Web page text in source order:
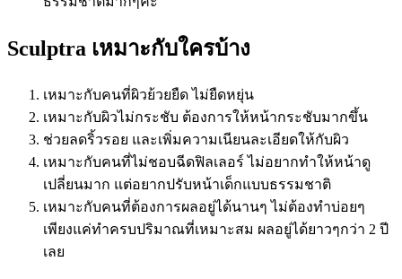
Sculptra เหมาะกับใครบ้าง
เหมาะกับคนที่ผิวย้วยยืด ไม่ยืดหยุ่น
เหมาะกับผิวไม่กระชับ ต้องการให้หน้ากระชับมากขึ้น
ช่วยลดริ้วรอย และเพิ่มความเนียนละเอียดให้กับผิว
เหมาะกับคนที่ไม่ชอบฉีดฟิลเลอร์ ไม่อยากทำให้หน้าดู
เปลี่ยนมาก แต่อยากปรับหน้าเด็กแบบธรรมชาติ
เหมาะกับคนที่ต้องการผลอยู่ได้นานๆ ไม่ต้องทำบ่อยๆ
เพียงแค่ทำครบปริมาณที่เหมาะสม ผลอยู่ได้ยาวๆกว่า 2 ปี
เลย